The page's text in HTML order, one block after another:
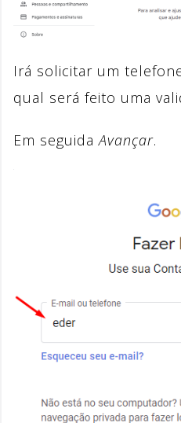
Irá solicitar um
qual será feito uma
Em seguidaAvançar.